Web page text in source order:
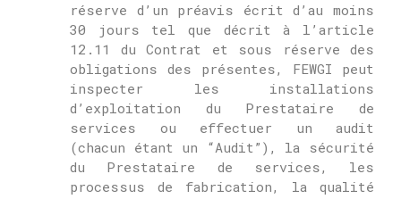
réserve d’un préavis écrit d’au moins
30 jours tel que décrit à l’article
12.11 du Contrat et sous réserve des
obligations des présentes, FEWGI peut
inspecter les installations
d’exploitation du Prestataire de
services ou effectuer un audit
(chacun étant un “Audit”), la sécurité
du Prestataire de services, les
processus de fabrication, la qualité